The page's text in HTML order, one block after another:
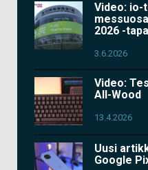
Video: io-
2026 -
3.6.2026
Video:
All-Wood
13.4.2026
Uusi
Google